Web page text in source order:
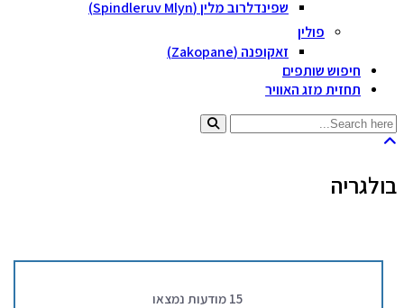
שפינדלרוב מלין (Spindleruv Mlyn)
פולין
זאקופנה (Zakopane)
חיפוש שותפים
תחזית מזג האוויר
בולגריה
15 מודעות נמצאו